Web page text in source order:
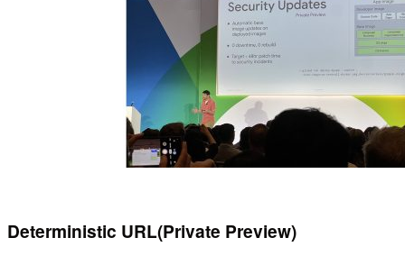
Deterministic URL(Private Preview)